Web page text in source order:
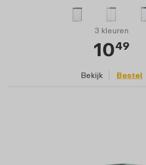
3 kleuren
1049
Bekijk Bestel